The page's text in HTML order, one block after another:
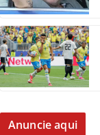
Anuncie aqui